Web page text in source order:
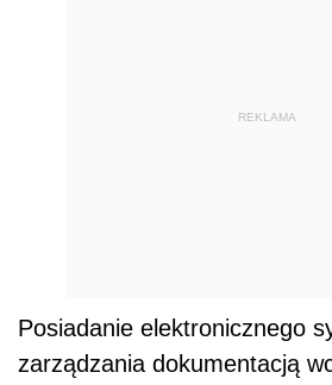
REKLAMA
Posiadanie elektronicznego
zarządzania dokumentacją